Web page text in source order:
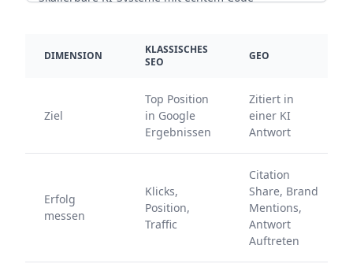
Diesen Service wählen
DIMENSION
KLASSISCHES
SEO
GEO
Ziel
Top Position
in Google
Ergebnissen
Zitiert in
einer KI
Antwort
Erfolg
messen
Klicks,
Position,
Traffic
Citation
Share, Brand
Mentions,
Antwort
Auftreten